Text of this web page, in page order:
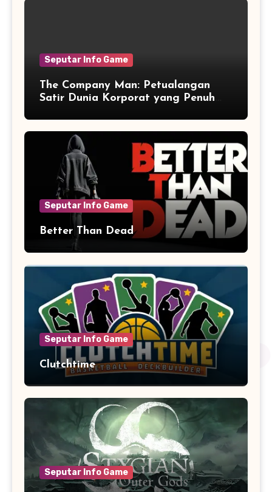
Seputar Info Game
The Company Man: Petualangan
Satir Dunia Korporat yang Penuh
Seputar Info Game
Better Than Dead
Seputar Info Game
Clutchtime
Seputar Info Game